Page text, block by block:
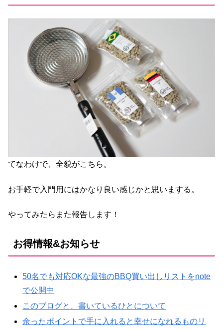
てなわけで、全貌がこちら。
お手軽で入門用にはかなり良い感じかと思いまする。
やってみたらまた報告します！
お得情報&お知らせ
50名でも対応OKな最強のBBQ買い出しリストをnote
で公開中
このブログと、書いているひとについて
余ったポイントで手に入れると幸せになれるものリ